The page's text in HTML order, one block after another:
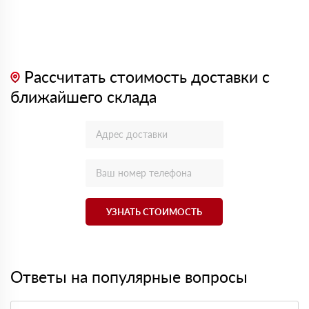
Рассчитать стоимость доставки с
ближайшего склада
УЗНАТЬ СТОИМОСТЬ
Ответы на популярные вопросы